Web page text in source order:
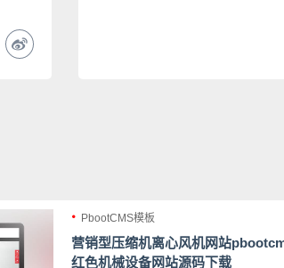
PbootCMS模板
营销型压缩机离心风机网站
红色机械设备网站源码下载